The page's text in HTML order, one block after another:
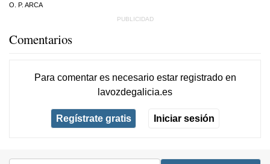
O. P. ARCA
Comentarios
Para comentar es necesario estar registradoen
lavozdegalicia.es
Regístrate gratis Iniciar sesión